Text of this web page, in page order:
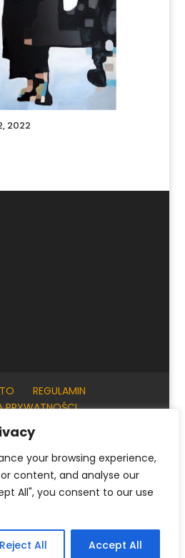
your browsing experience,
content, and analyse our
All", you consent to our use
Reject All Accept All
2022
REGULAMIN
PRYWATNOŚCI
House 2023
( Francuski